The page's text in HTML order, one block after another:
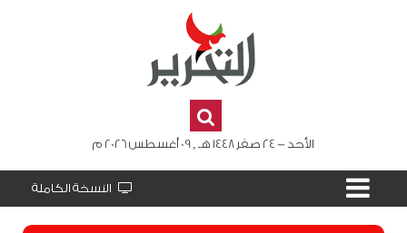
الأحد - 24 صفر 1448 هـ , 09 أغسطس 2026 م
النسخة الكاملة